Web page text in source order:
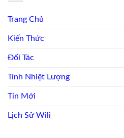
Trang Chủ
Kiến Thức
Đối Tác
Tính Nhiệt Lượng
Tin Mới
Lịch Sử Wili